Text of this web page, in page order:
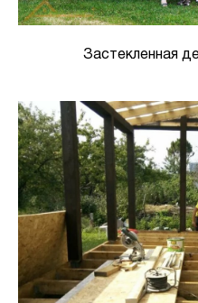
Застекленная